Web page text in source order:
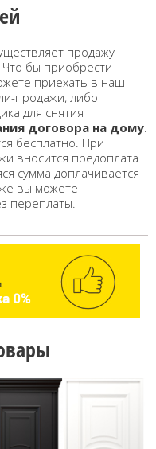
продажу
бы приобрести
приехать в наш
продажи, либо
для снятия
договора на дому
бесплатно. При
вносится предоплата
сумма доплачивается
вы можете
переплаты.